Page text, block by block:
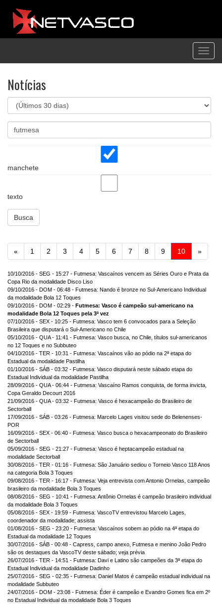
Notícias
manchete
texto
Busca
« Anterior
1 2 3 4 5 6 7 8 9 10 »
10/10/2016 - SEG - 15:27 - Futmesa: Vascaínos vencem as Séries Ouro e Prata da
Copa Rio da modalidade Disco Liso
09/10/2016 - DOM - 06:48 - Futmesa: Nando é bronze no Sul-Americano Individual
da modalidade Bola 12 Toques
09/10/2016 - DOM - 02:29 - Futmesa: Vasco é campeão sul-americano na
modalidade Bola 12 Toques pela 3ª vez
07/10/2016 - SEX - 10:25 - Futmesa: Vasco tem 6 convocados para a Seleção
Brasileira que disputará o Sul-Americano no Chile
05/10/2016 - QUA - 11:41 - Futmesa: Vasco busca, no Chile, títulos sul-americanos
no 12 Toques e no Subbuteo
04/10/2016 - TER - 10:31 - Futmesa: Vascaínos vão ao pódio na 2ª etapa do
Estadual da modalidade Pastilha
01/10/2016 - SÁB - 03:32 - Futmesa: Vasco disputará neste sábado etapa do
Estadual Individual da modalidade Pastilha
28/09/2016 - QUA - 06:44 - Futmesa: Vascaíno Ramos conquista, de forma invicta,
Copa Geraldo Decourt 2016
21/09/2016 - QUA - 03:32 - Futmesa: Vasco é hexacampeão do Brasileiro de
Sectorball
17/09/2016 - SÁB - 03:26 - Futmesa: Marcelo Lages visitou sede do Belenenses-
POR
16/09/2016 - SEX - 06:40 - Futmesa: Vasco busca o hexacampeonato do Brasileiro
de Sectorball
05/09/2016 - SEG - 21:27 - Futmesa: Vasco é heptacampeão estadual na
modalidade Sectorball
30/08/2016 - TER - 01:16 - Futmesa: São Januário sediou o Torneio Vasco 118 Anos
na categoria Bola 3 Toques
09/08/2016 - TER - 16:17 - Futmesa: Veja entrevista com Antonio Ornelas, campeão
brasileiro da modalidade Bola 3 Toques
08/08/2016 - SEG - 10:41 - Futmesa: Antônio Ornelas é campeão brasileiro individual
da modalidade Bola 3 Toques
05/08/2016 - SEX - 19:59 - Futmesa: VascoTV entrevistou Marcelo Lages,
coordenador da modalidade; assista
01/08/2016 - SEG - 23:20 - Futmesa: Vascaínos sobem ao pódio na 4ª etapa do
Estadual da modalidade 12 Toques
30/07/2016 - SÁB - 00:48 - Capress, campo anexo, Futmesa e menino João Pedro
são os destaques da VascoTV deste sábado; veja prévia
26/07/2016 - TER - 14:51 - Futmesa: Davi e Latino são campeões da 3ª etapa do
Estadual Individual da modalidade Dadinho
25/07/2016 - SEG - 02:35 - Futmesa: Daniel Matos é campeão estadual individual na
modalidade Subbuteo
24/07/2016 - DOM - 23:08 - Futmesa: Éder é campeão e Evandro Gomes fica em 2º
no Estadual Individual da modalidade Bola 3 Toques